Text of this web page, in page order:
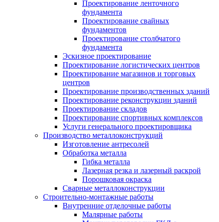
Проектирование ленточного
фундамента
Проектирование свайных
фундаментов
Проектирование столбчатого
фундамента
Эскизное проектирование
Проектирование логистических центров
Проектирование магазинов и торговых
центров
Проектирование производственных зданий
Проектирование реконструкции зданий
Проектирование складов
Проектирование спортивных комплексов
Услуги генерального проектировщика
Производство металлоконструкций
Изготовление антресолей
Обработка металла
Гибка металла
Лазерная резка и лазерный раскрой
Порошковая окраска
Сварные металлоконструкции
Строительно-монтажные работы
Внутренние отделочные работы
Малярные работы